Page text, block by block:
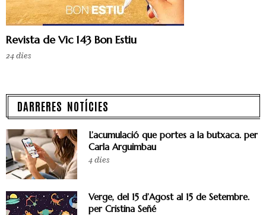
Revista de Vic 143 Bon Estiu
24 dies
DARRERES NOTÍCIES
L’acumulació que portes a la butxaca. per
Carla Arguimbau
4 dies
Verge, del 15 d’Agost al 15 de Setembre.
per Cristina Señé